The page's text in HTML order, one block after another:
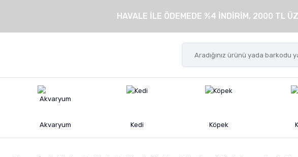
HAVALE İLE ÖDEMEDE %4 İNDİRİM, 2000 TL
Akvaryum Kedi Köpek